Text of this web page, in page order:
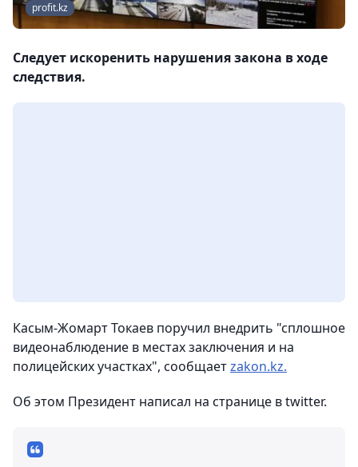
profit.kz
Следует искоренить нарушения закона в ходе
следствия.
Касым-Жомарт Токаев поручил внедрить "сплошное
видеонаблюдение в местах заключения и на
полицейских участках", сообщаетzakon.kz.
Об этом Президент написал на странице в twitter.